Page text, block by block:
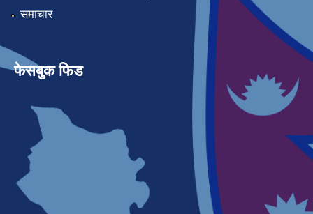
समाचार
फेसबुक फिड